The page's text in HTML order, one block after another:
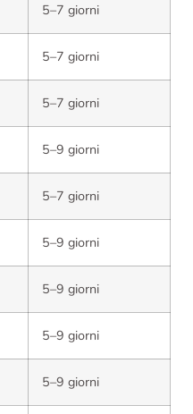
5–7 giorni
5–7 giorni
5–7 giorni
5–9 giorni
5–7 giorni
5–9 giorni
5–9 giorni
5–9 giorni
5–9 giorni